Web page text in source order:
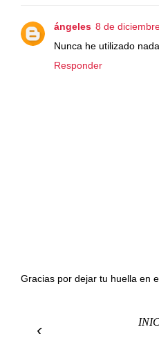
ángeles 8 de
Nunca he utilizado
Responder
Gracias por dejar tu huella en
‹